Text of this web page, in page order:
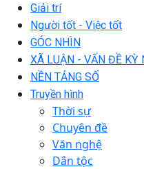
Giải trí
Người tốt - Việc tốt
GÓC NHÌN
XÃ LUẬN - VẤN ĐỀ KỲ
NỀN TẢNG SỐ
Truyền hình
Thời sự
Chuyên đề
Văn nghệ
Dân tộc